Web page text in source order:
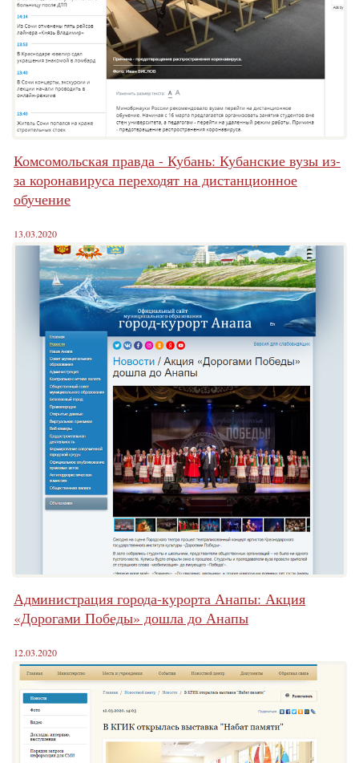
Комсомольская правда - Кубань: Кубанские вузы из-
за коронавируса переходят на дистанционное
обучение
13.03.2020
Администрация города-курорта Анапы: Акция
«Дорогами Победы» дошла до Анапы
12.03.2020